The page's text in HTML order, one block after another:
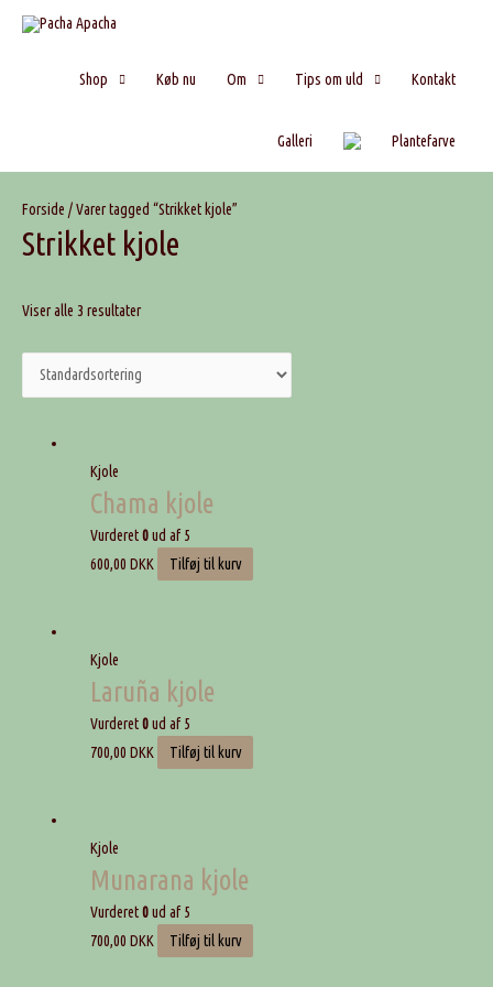
Shop Køb nu Om Tips om uld Kontakt
Galleri Plantefarve
Forside / Varer tagged “Strikket kjole”
Strikket kjole
Viser alle 3 resultater
Kjole
Chama kjole
Vurderet0ud af 5
600,00 DKK Tilføj til kurv
Kjole
Laruña kjole
Vurderet0ud af 5
700,00 DKK Tilføj til kurv
Kjole
Munarana kjole
Vurderet0ud af 5
700,00 DKK Tilføj til kurv